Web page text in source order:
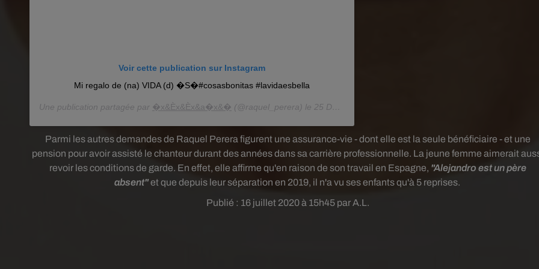
Publié : 16 juillet 2020 à 15h45 par A.L.
Voir cette publication sur Instagram
Mi regalo de (na) VIDA (d) �S�#cosasbonitas #lavidaesbella
Une publication partagée par �x&Èx&Èx&a�x&� (@raquel_perera) le 25 Déc. 2019 à 7 :23 PST
Parmi les autres demandes de Raquel Perera figurent une assurance-vie - dont elle est la seule bénéficiaire - et une
pension pour avoir assisté le chanteur durant des années dans sa carrière professionnelle. La jeune femme aimerait
revoir les conditions de garde. En effet, elle affirmequ'en raison de son travail en Espagne, "Alejandroest un père
absent"et que depuis leur séparation en 2019, il n'a vu ses enfants qu'à 5 reprises.